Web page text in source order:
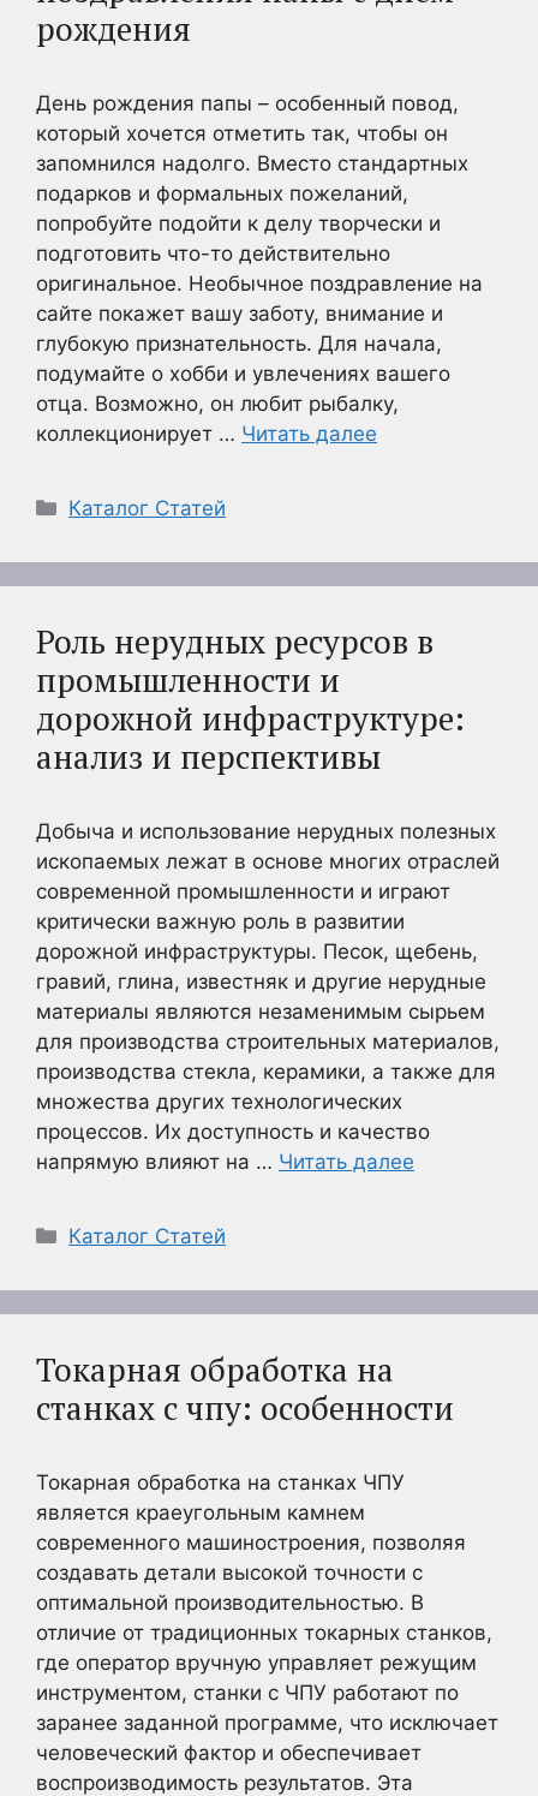
рождения
День рождения папы – особенный повод,
который хочется отметить так, чтобы он
запомнился надолго. Вместо стандартных
подарков и формальных пожеланий,
попробуйте подойти к делу творчески и
подготовить что-то действительно
оригинальное. Необычное поздравление на
сайте покажет вашу заботу, внимание и
глубокую признательность. Для начала,
подумайте о хобби и увлечениях вашего
отца. Возможно, он любит рыбалку,
коллекционирует … Читать далее
Рубрики
Каталог Статей
Роль нерудных ресурсов в
промышленности и
дорожной инфраструктуре:
анализ и перспективы
Добыча и использование нерудных полезных
ископаемых лежат в основе многих отраслей
современной промышленности и играют
критически важную роль в развитии
дорожной инфраструктуры. Песок, щебень,
гравий, глина, известняк и другие нерудные
материалы являются незаменимым сырьем
для производства строительных материалов,
производства стекла, керамики, а также для
множества других технологических
процессов. Их доступность и качество
напрямую влияют на … Читать далее
Рубрики
Каталог Статей
Токарная обработка на
станках с чпу: особенности
Токарная обработка на станках ЧПУ
является краеугольным камнем
современного машиностроения, позволяя
создавать детали высокой точности с
оптимальной производительностью. В
отличие от традиционных токарных станков,
где оператор вручную управляет режущим
инструментом, станки с ЧПУ работают по
заранее заданной программе, что исключает
человеческий фактор и обеспечивает
воспроизводимость результатов. Эта